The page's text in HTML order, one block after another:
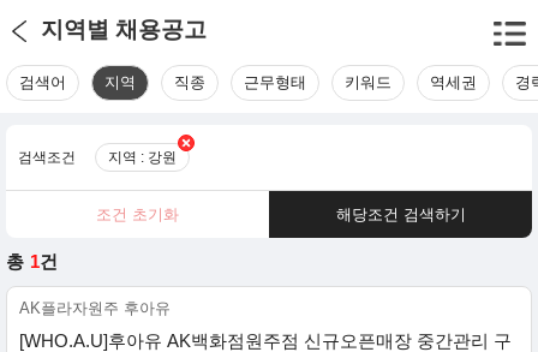
지역별 채용공고
검색어 지역 직종 근무형태 키워드 역세권 경
검색조건 지역 : 강원
조건 초기화 해당조건 검색하기
총 1건
AK플라자원주 후아유
[WHO.A.U]후아유 AK백화점원주점 신규오픈매장 중간관리 구